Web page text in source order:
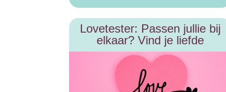
Lovetester: Passen jullie bij
elkaar? Vind je liefde